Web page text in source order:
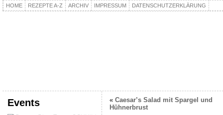
HOME REZEPTE A-Z ARCHIV IMPRESSUM DATENSCHUTZERKLÄRUNG
Events « Caesar’s Salad mit Spargel und
Hühnerbrust